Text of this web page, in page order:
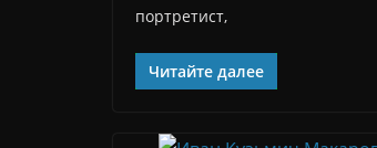
портретист,
Читайте далее